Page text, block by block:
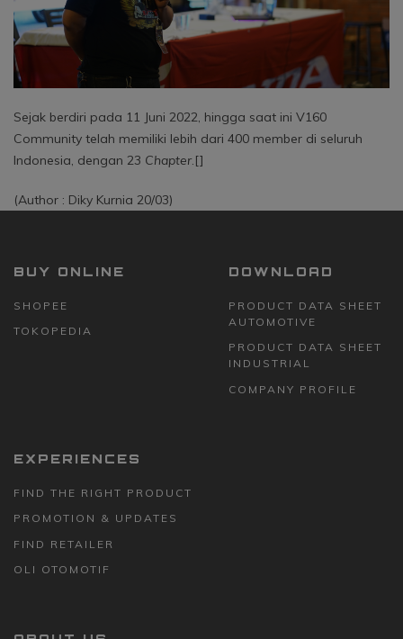
Sejak berdiri pada 11 Juni 2022, hingga saat ini V160
Community telah memiliki lebih dari 400 member di seluruh
Indonesia, dengan 23 Chapter.[]
(Author : Diky Kurnia 20/03)
BUY ONLINE
SHOPEE
TOKOPEDIA
DOWNLOAD
PRODUCT DATA SHEET
AUTOMOTIVE
PRODUCT DATA SHEET
INDUSTRIAL
COMPANY PROFILE
EXPERIENCES
FIND THE RIGHT PRODUCT
PROMOTION & UPDATES
FIND RETAILER
OLI OTOMOTIF